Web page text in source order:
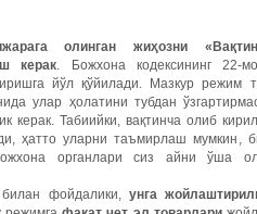
олинган жиҳозни
керак. Божхона кодексининг 22-
йўл қўйилади. Мазкур режим
улар ҳолатини тубдан
Табиийки, вақтинча олиб
ҳатто уларни таъмирлаш мумкин,
органлари сиз айни ўша
фойдалики, унга